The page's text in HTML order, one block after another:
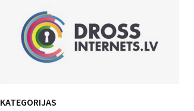
KATEGORIJAS